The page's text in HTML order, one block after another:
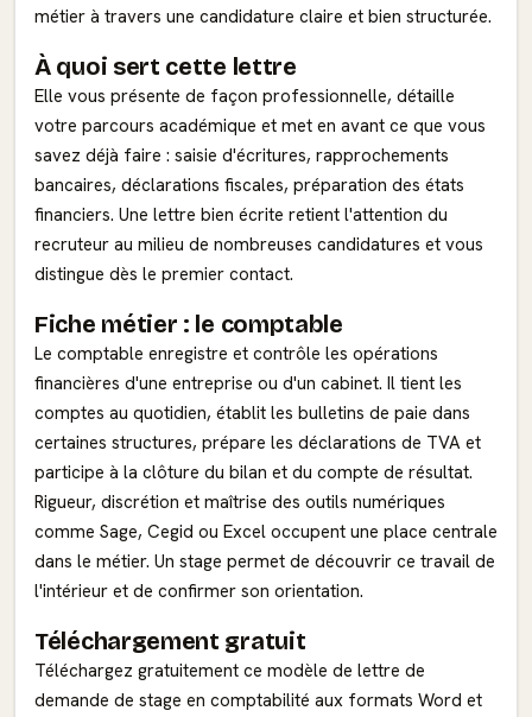
métier à travers une candidature claire et bien structurée.
À quoi sert cette lettre
Elle vous présente de façon professionnelle, détaille
votre parcours académique et met en avant ce que vous
savez déjà faire : saisie d'écritures, rapprochements
bancaires, déclarations fiscales, préparation des états
financiers. Une lettre bien écrite retient l'attention du
recruteur au milieu de nombreuses candidatures et vous
distingue dès le premier contact.
Fiche métier : le comptable
Le comptable enregistre et contrôle les opérations
financières d'une entreprise ou d'un cabinet. Il tient les
comptes au quotidien, établit les bulletins de paie dans
certaines structures, prépare les déclarations de TVA et
participe à la clôture du bilan et du compte de résultat.
Rigueur, discrétion et maîtrise des outils numériques
comme Sage, Cegid ou Excel occupent une place centrale
dans le métier. Un stage permet de découvrir ce travail de
l'intérieur et de confirmer son orientation.
Téléchargement gratuit
Téléchargez gratuitement ce modèle de lettre de
demande de stage en comptabilité aux formats Word et